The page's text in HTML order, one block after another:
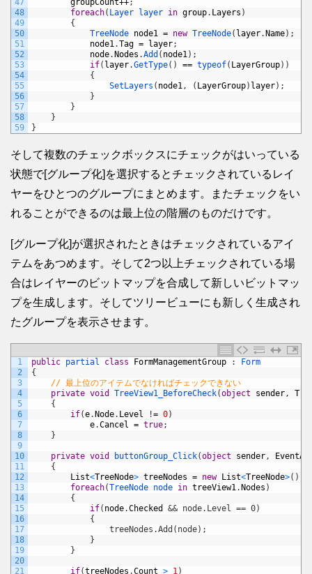
47
48
49
50
51
52
53
54
55
56
57
58
59
groupCount++;
foreach( Layer layer in group. Layers )
{
TreeNode node1 = new TreeNode( layer. Name) ;
node1.Tag = layer;
node. Nodes .Add ( node1) ;
if( layer.GetType( ) == typeof( LayerGroup) )
{
SetLayers ( node1, ( LayerGroup) layer) ;
}
}
}
}
そして複数のチェックボックスにチェックがはいっている
状態で[グループ化]を選択するとチェックされているレイ
ヤーをひとつのグループにまとめます。またチェックをい
れることができるのは最上位の階層のものだけです。
[グループ化]が選択されたときはチェックされているアイ
テムをあつめます。そして2つ以上チェックされている場
合はレイヤーのビットマップを合成して新しいビットマッ
プを生成します。そしてツリービューにも新しく生成され
たグループを表示させます。
1
2
3
4
5
6
7
8
9
10
11
12
13
14
15
16
17
18
19
20
21
public partial class FormManagementGroup :
Form
{
// 最上位のアイテムでなければチェックできない
private void TreeView1_BeforeCheck(object sender,
{
if(e. Node. Level != 0)
e.Cancel = true;
}
private void buttonGroup_Click(object sender,
{
List<TreeNode> treeNodes = new List<TreeNode>( )
foreach(TreeNode node in treeView1. Nodes )
{
if( node.Checked
&& node.Level == 0)
{
treeNodes.Add(node);
}
}
if(treeNodes .Count > 1)